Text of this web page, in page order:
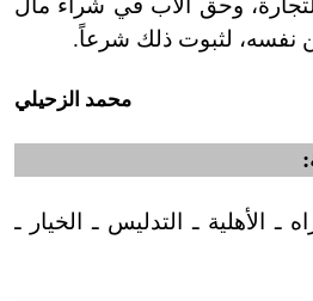
وحق الأب في شراء مال
نفسه، لثبوت ذلك شرعاً.
محمد الزحيلي
ـ الأهلية ـ التدليس ـ الخيار ـ